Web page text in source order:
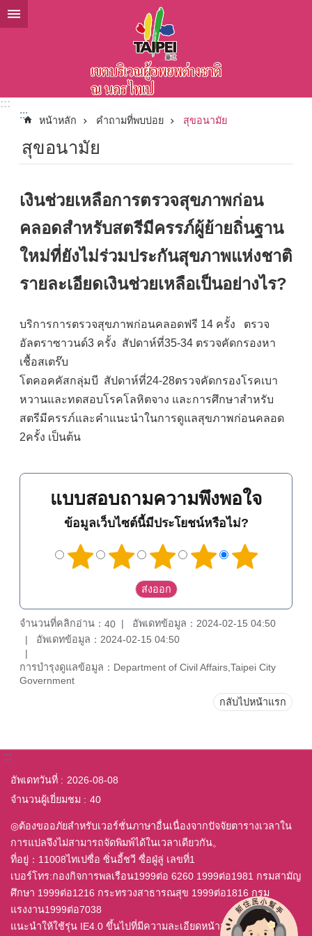
ข้ามไปที่บล็อกเนื้อหาหลัก
:::
:::
หน้าหลัก คำถามที่พบบ่อย สุขอนามัย
สุขอนามัย
เงินช่วยเหลือการตรวจสุขภาพก่อน
คลอดสำหรับสตรีมีครรภ์ผู้ย้ายถิ่นฐาน
ใหม่ที่ยังไม่ร่วมประกันสุขภาพแห่งชาติ
รายละเอียดเงินช่วยเหลือเป็นอย่างไร?
บริการการตรวจสุขภาพก่อนคลอดฟรี 14 ครั้ง ตรวจ
อัลตราซาวนด์3 ครั้ง สัปดาห์ที่35-34 ตรวจคัดกรองหา
เชื้อสเตร๊บ
โตคอคคัสกลุ่มบี สัปดาห์ที่24-28ตรวจคัดกรองโรคเบา
หวานและทดสอบโรคโลหิตจาง และการศึกษาสำหรับ
สตรีมีครรภ์และคำแนะนำในการดูแลสุขภาพก่อนคลอด
2ครั้ง เป็นต้น
แบบสอบถามความพึงพอใจ
ข้อมูลเว็บไซต์นี้มีประโยชน์หรือไม่?
จำนวนที่คลิกอ่าน： 40
อัพเดทข้อมูล：2024-02-15 04:50
อัพเดทข้อมูล：2024-02-15 04:50
การบำรุงดูแลข้อมูล：Department of Civil Affairs,Taipei City
Government
กลับไปหน้าแรก
:::
อัพเดทวันที่
2026-08-08
จำนวนผู้เยี่ยมชม
40
◎ต้องขออภัยสำหรับเวอร์ชั่นภาษาอื่นเนื่องจากปัจจัยตารางเวลาใน
การแปลจึงไม่สามารถจัดพิมพ์ได้ในเวลาเดียวกัน。
ที่อยู่：11008ไทเปซื่อ ซิ่นอี้ชวี ซื่อฝู่ลู่ เลขที่1
เบอร์โทร:กองกิจการพลเรือน1999ต่อ 6260 1999ต่อ1981 กรมสามัญ
ศึกษา 1999ต่อ1216 กระทรวงสาธารณสุข 1999ต่อ1816 กรม
แรงงาน1999ต่อ7038
แนะนำให้ใช้รุ่น IE4.0 ขึ้นไปที่มีความละเอียดหน้าจอ 800x600